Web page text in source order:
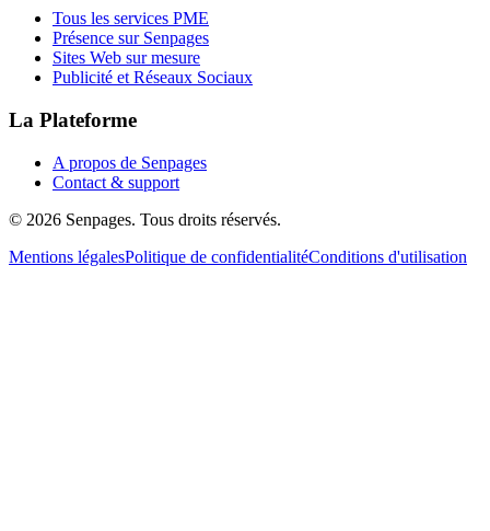
Tous les services PME
Présence sur Senpages
Sites Web sur mesure
Publicité et Réseaux Sociaux
La Plateforme
A propos de Senpages
Contact & support
© 2026 Senpages. Tous droits réservés.
Mentions légalesPolitique de confidentialitéConditions d'utilisation